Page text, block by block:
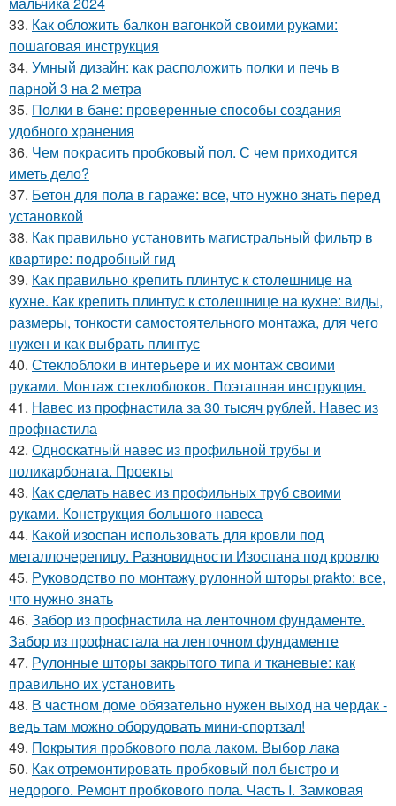
33. Как обложить балкон вагонкой своими руками:
пошаговая инструкция
34. Умный дизайн: как расположить полки и печь в
парной 3 на 2 метра
35. Полки в бане: проверенные способы создания
удобного хранения
36. Чем покрасить пробковый пол. С чем приходится
иметь дело?
37. Бетон для пола в гараже: все, что нужно знать перед
установкой
38. Как правильно установить магистральный фильтр в
квартире: подробный гид
39. Как правильно крепить плинтус к столешнице на
кухне. Как крепить плинтус к столешнице на кухне: виды,
размеры, тонкости самостоятельного монтажа, для чего
нужен и как выбрать плинтус
40. Стеклоблоки в интерьере и их монтаж своими
руками. Монтаж стеклоблоков. Поэтапная инструкция.
41. Навес из профнастила за 30 тысяч рублей. Навес из
профнастила
42. Односкатный навес из профильной трубы и
поликарбоната. Проекты
43. Как сделать навес из профильных труб своими
руками. Конструкция большого навеса
44. Какой изоспан использовать для кровли под
металлочерепицу. Разновидности Изоспана под кровлю
45. Руководство по монтажу рулонной шторы prakto: все,
что нужно знать
46. Забор из профнастила на ленточном фундаменте.
Забор из профнастала на ленточном фундаменте
47. Рулонные шторы закрытого типа и тканевые: как
правильно их установить
48. В частном доме обязательно нужен выход на чердак -
ведь там можно оборудовать мини-спортзал!
49. Покрытия пробкового пола лаком. Выбор лака
50. Как отремонтировать пробковый пол быстро и
недорого. Ремонт пробкового пола. Часть I. Замковая